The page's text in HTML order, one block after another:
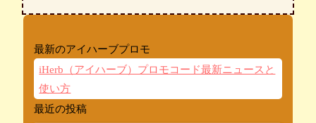
最新のアイハーブプロモ
iHerb（アイハーブ）プロモコード最新ニュースと
使い方
最近の投稿